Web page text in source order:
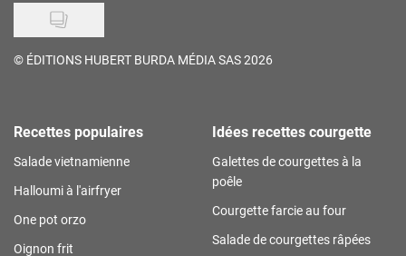
© ÉDITIONS HUBERT BURDA MÉDIA SAS 2026
Recettes populaires
Salade vietnamienne
Halloumi à l'airfryer
One pot orzo
Oignon frit
Idées recettes courgette
Galettes de courgettes à la
poêle
Courgette farcie au four
Salade de courgettes râpées